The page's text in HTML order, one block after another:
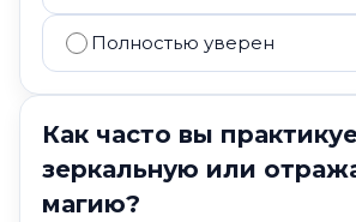
Полностью уверен
Как часто вы
зеркальную или
магию?